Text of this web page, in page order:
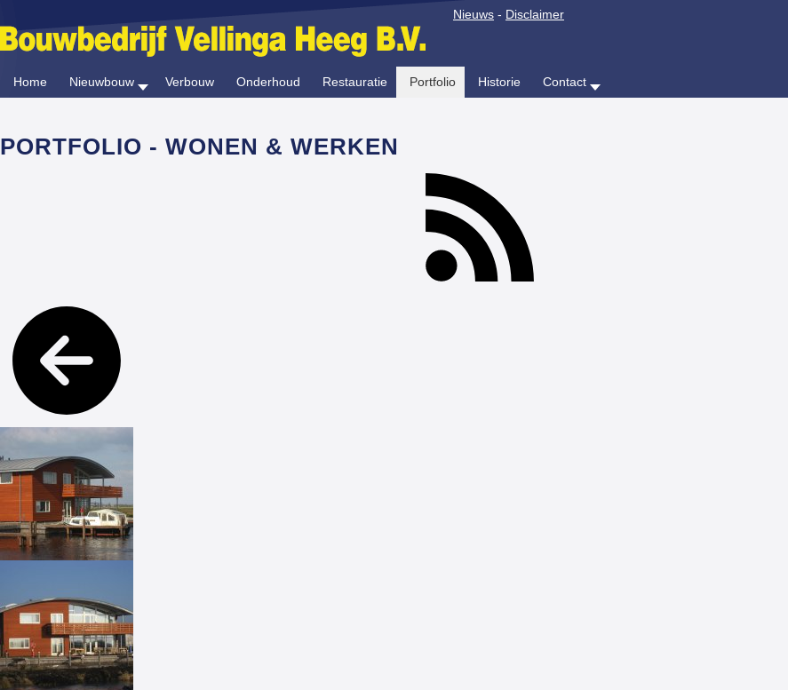
Nieuws - Disclaimer
Home Nieuwbouw Verbouw Onderhoud Restauratie Portfolio Historie Contact
PORTFOLIO - WONEN & WERKEN